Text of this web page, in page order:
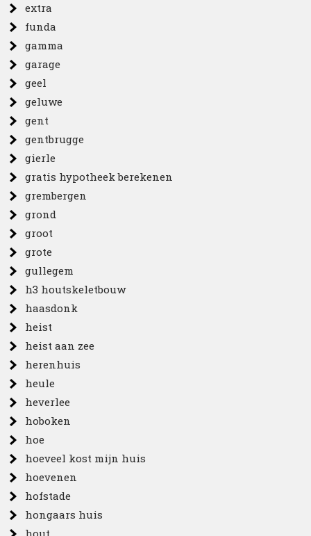
extra
funda
gamma
garage
geel
geluwe
gent
gentbrugge
gierle
gratis hypotheek berekenen
grembergen
grond
groot
grote
gullegem
h3 houtskeletbouw
haasdonk
heist
heist aan zee
herenhuis
heule
heverlee
hoboken
hoe
hoeveel kost mijn huis
hoevenen
hofstade
hongaars huis